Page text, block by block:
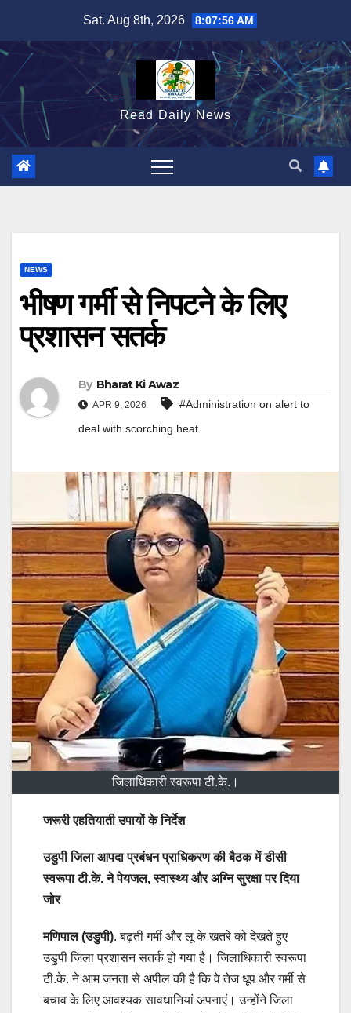
content
Sat. Aug 8th, 2026 8:07:58 AM
Read Daily News
NEWS
भीषण गर्मी से निपटने के लिए
प्रशासन सतर्क
By Bharat Ki Awaz
APR 9, 2026
#Administration on alert to
deal with scorching heat
जिलाधिकारी स्वरूपा टी.के.।
जरूरी एहतियाती उपायों के निर्देश
उडुपी जिला आपदा प्रबंधन प्राधिकरण की बैठक में डीसी
स्वरूपा टी.के. ने पेयजल, स्वास्थ्य और अग्नि सुरक्षा पर दिया
जोर
मणिपाल (उडुपी). बढ़ती गर्मी और लू के खतरे को देखते हुए
उडुपी जिला प्रशासन सतर्क हो गया है। जिलाधिकारी स्वरूपा
टी.के. ने आम जनता से अपील की है कि वे तेज धूप और गर्मी से
बचाव के लिए आवश्यक सावधानियां अपनाएं। उन्होंने जिला